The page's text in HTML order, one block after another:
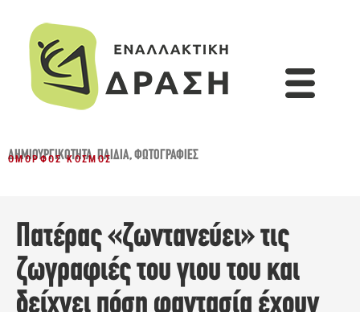
ΔΗΜΙΟΥΡΓΙΚΌΤΗΤΑ,ΠΑΙΔΙΆ,ΦΩΤΟΓΡΑΦΊΕΣ
ΌΜΟΡΦΟΣ ΚΌΣΜΟΣ
Πατέρας «ζωντανεύει» τις
ζωγραφιές του γιου του και